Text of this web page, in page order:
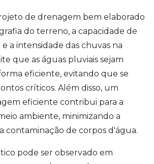
de drenagem bem elaborado
do terreno, a capacidade de
a intensidade das chuvas na
que as águas pluviais sejam
eficiente, evitando que se
críticos. Além disso, um
eficiente contribui para a
ambiente, minimizando a
contaminação de corpos d'água.
pode ser observado em